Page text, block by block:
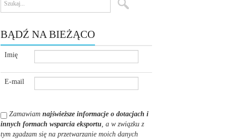
BĄDŹ NA BIEŻĄCO
Imię
E-mail
Zamawiam najświeższe informacje o dotacjach i
innych formach wsparcia eksportu, a w związku z
tym zgadzam się na przetwarzanie moich danych